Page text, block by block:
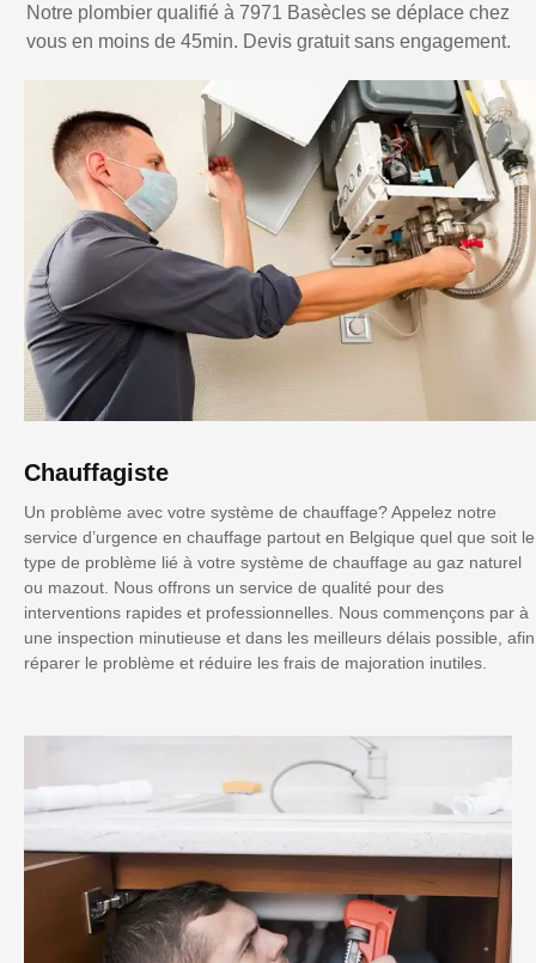
Notre plombier qualifié à 7971 Basècles se déplace chez
vous en moins de 45min. Devis gratuit sans engagement.
Chauffagiste
Un problème avec votre système de chauffage? Appelez notre
service d’urgence en chauffage partout en Belgique quel que soit le
type de problème lié à votre système de chauffage au gaz naturel
ou mazout. Nous offrons un service de qualité pour des
interventions rapides et professionnelles. Nous commençons par à
une inspection minutieuse et dans les meilleurs délais possible, afin
réparer le problème et réduire les frais de majoration inutiles.